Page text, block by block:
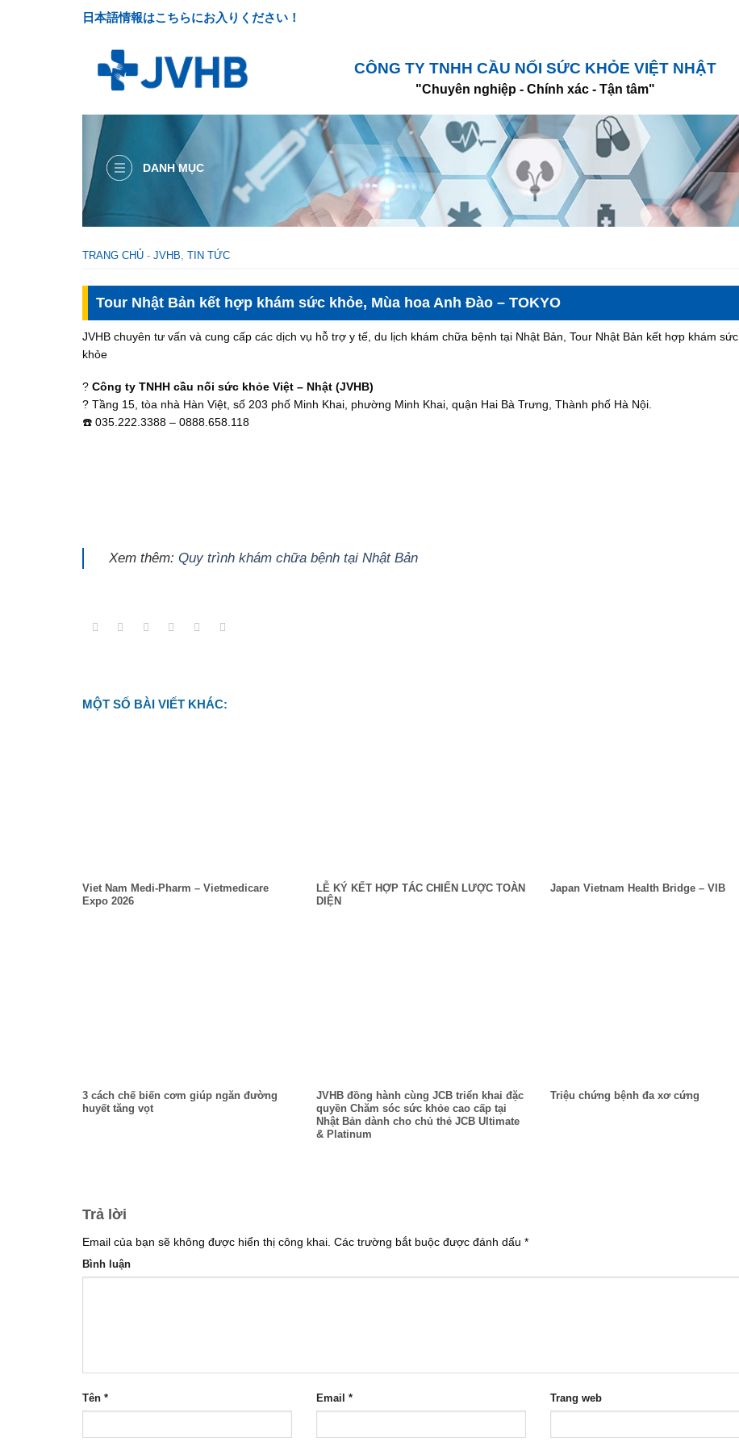
日本語情報はこちらにお入りください！
CÔNG TY TNHH CẦU NỐI SỨC KHỎE VIỆT NHẬT
"Chuyên nghiệp - Chính xác - Tận tâm"
DANH MỤC
TRANG CHỦ - JVHB, TIN TỨC
Tour Nhật Bản kết hợp khám sức khỏe, Mùa hoa Anh Đào – TOKYO
JVHB chuyên tư vấn và cung cấp các dịch vụ hỗ trợ y tế, du lịch khám chữa bệnh tại Nhật Bản, Tour Nhật Bản kết hợp khám sức
khỏe
? Công ty TNHH cầu nối sức khỏe Việt – Nhật (JVHB)
? Tầng 15, tòa nhà Hàn Việt, số 203 phố Minh Khai, phường Minh Khai, quận Hai Bà Trưng, Thành phố Hà Nội.
☎️ 035.222.3388 – 0888.658.118
Xem thêm:Quy trình khám chữa bệnh tại Nhật Bản
MỘT SỐ BÀI VIẾT KHÁC:
Viet Nam Medi-Pharm – Vietmedicare
Expo 2026
LỄ KÝ KẾT HỢP TÁC CHIẾN LƯỢC TOÀN
DIỆN
Japan Vietnam Health Bridge – VIB
3 cách chế biến cơm giúp ngăn đường
huyết tăng vọt
JVHB đồng hành cùng JCB triển khai đặc
quyền Chăm sóc sức khỏe cao cấp tại
Nhật Bản dành cho chủ thẻ JCB Ultimate
& Platinum
Triệu chứng bệnh đa xơ cứng
Trả lời
Email của bạn sẽ không được hiển thị công khai. Các trường bắt buộc được đánh dấu *
Bình luận
Tên * Email * Trang web